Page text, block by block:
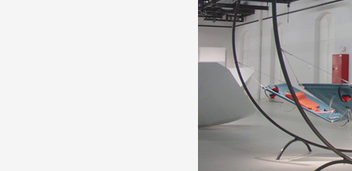
Crédits
Documentation